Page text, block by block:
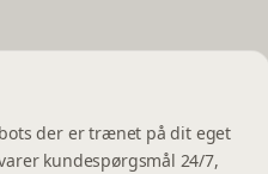
der er trænet på dit eget
kundespørgsmål 24/7,